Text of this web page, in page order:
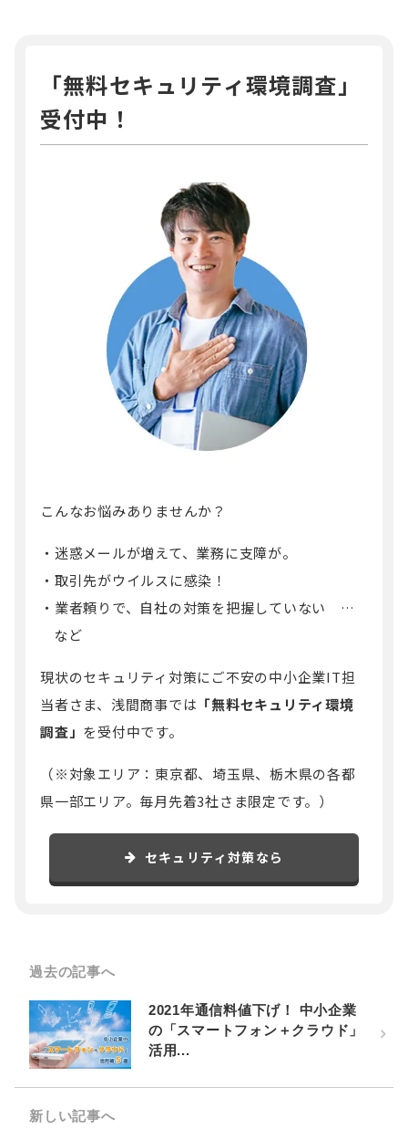
「無料セキュリティ環境調査」
受付中！
こんなお悩みありませんか？
迷惑メールが増えて、業務に支障が。
取引先がウイルスに感染！
業者頼りで、自社の対策を把握していない …
など
現状のセキュリティ対策にご不安の中小企業IT担
当者さま、浅間商事では 「無料セキュリティ環境
調査」 を受付中です。
（※対象エリア：東京都、埼玉県、栃木県の各都
県一部エリア。毎月先着3社さま限定です。）
セキュリティ対策なら
過去の記事へ
2021年通信料値下げ！ 中小企業
の「スマートフォン＋クラウド」
活用...
新しい記事へ